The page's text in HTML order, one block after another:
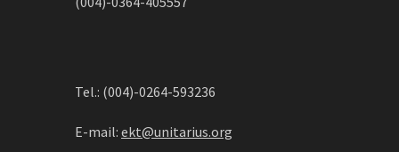
Tel.: (004)-0264-593236
E-mail: ekt@unitarius.org